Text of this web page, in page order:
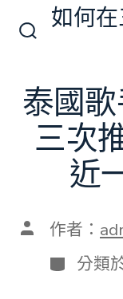
切
換
開
關
如何
泰國
三次
近
文 作者：
分
類
分類